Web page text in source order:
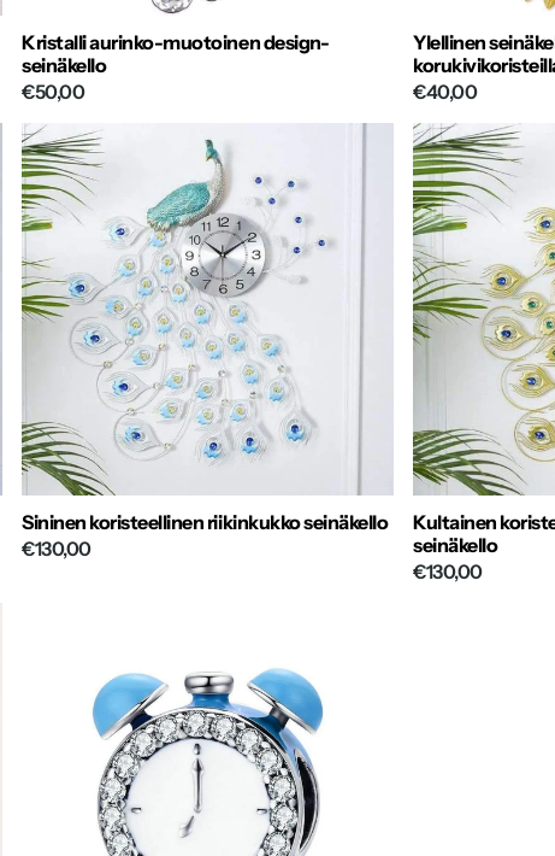
Kristalli aurinko-muotoinen design-
seinäkello
€50,00
Ylellinen
€40,00
Sininen koristeellinen riikinkukko seinäkello
€130,00
Kultainen
seinäkello
€130,00